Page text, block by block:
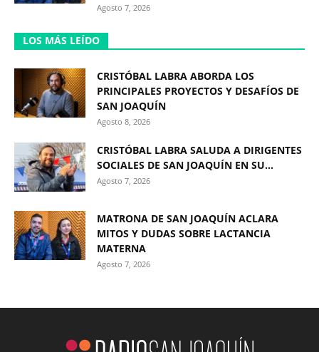
Agosto 7, 2026
LOS MÁS LEÍDO
CRISTÓBAL LABRA ABORDA LOS
PRINCIPALES PROYECTOS Y DESAFÍOS DE
SAN JOAQUÍN
Agosto 8, 2026
CRISTÓBAL LABRA SALUDA A DIRIGENTES
SOCIALES DE SAN JOAQUÍN EN SU...
Agosto 7, 2026
MATRONA DE SAN JOAQUÍN ACLARA
MITOS Y DUDAS SOBRE LACTANCIA
MATERNA
Agosto 7, 2026